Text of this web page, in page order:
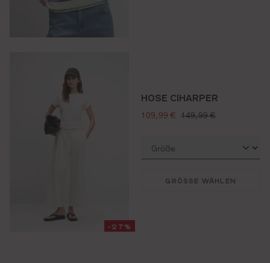
-27%
HOSE CIHARPER
verkaufspreis:
109,99 € regulärer preis:
149,99 €
GRÖSSE WÄHLEN